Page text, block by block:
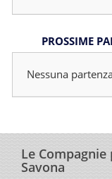
PROSSIME
Nessuna
Le
Savona